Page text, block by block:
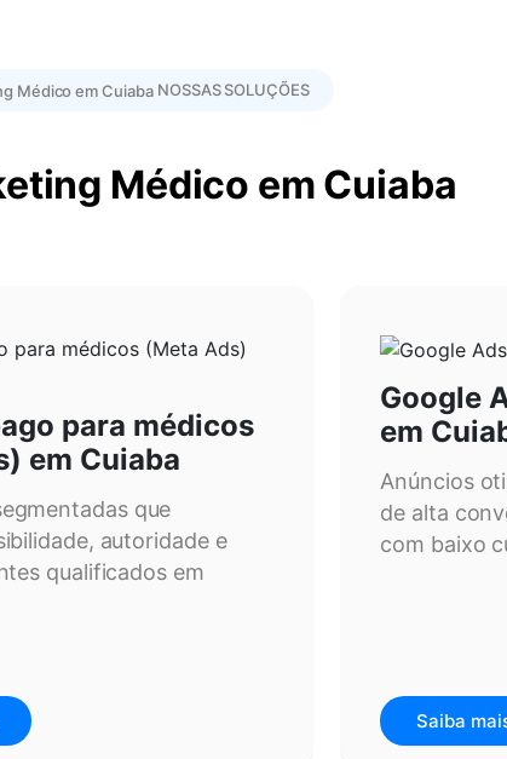
NOSSAS SOLUÇÕES
Médico em Cuiaba
para médicos
em Cuiaba
que
autoridade e
qualificados em
Google
em
Anúncios
de alta
com baixo
Saiba